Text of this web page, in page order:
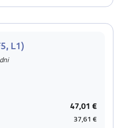
L1)
47,01 €
37,61 €